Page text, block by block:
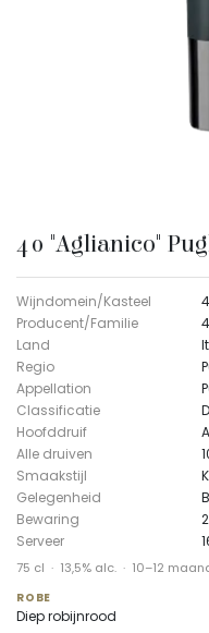
40 "Aglianico"
Wijndomein/Kasteel
Producent/Familie
Land
Regio
Appellation
Classificatie
Hoofddruif
Alle druiven
Smaakstijl
Gelegenheid
Bewaring
Serveer
75 cl · 13,5% alc. · 10–12
ROBE
Diep robijnrood